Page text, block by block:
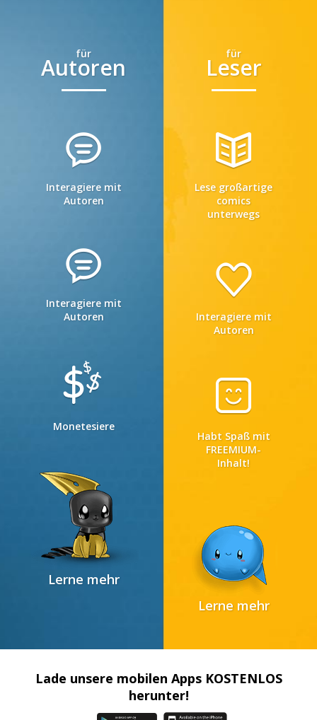
für
Autoren
Interagiere mit
Autoren
Interagiere mit
Autoren
Monetesiere
Lerne mehr
für
Leser
Lese großartige
comics
unterwegs
Interagiere mit
Autoren
Habt Spaß mit
FREEMIUM-
Inhalt!
Lerne mehr
Lade unsere mobilen Apps KOSTENLOS
herunter!